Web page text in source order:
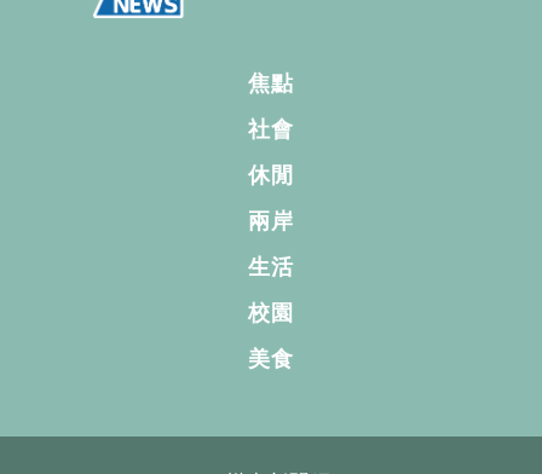
焦點
社會
休閒
兩岸
生活
校園
美食